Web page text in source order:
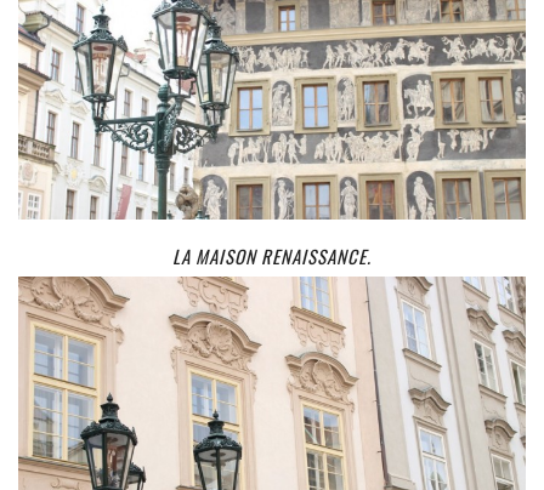
LA MAISON RENAISSANCE.